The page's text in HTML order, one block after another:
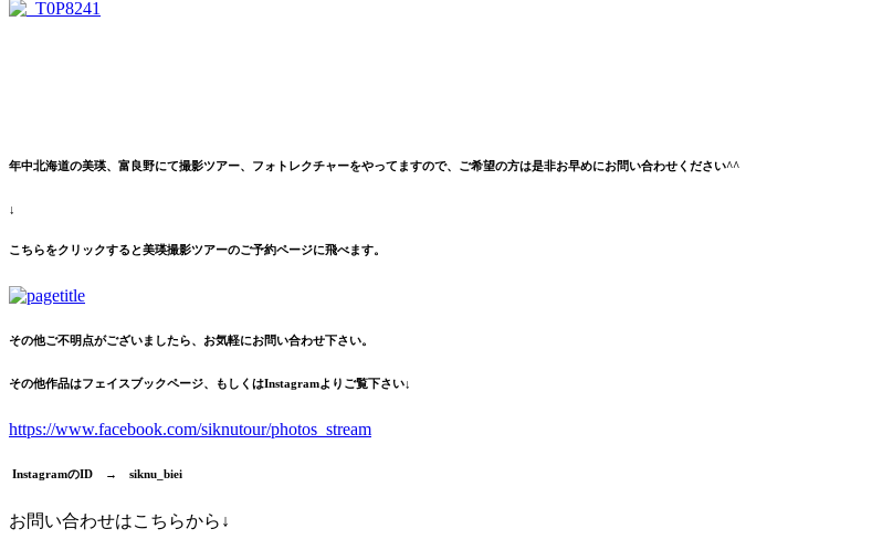
年中北海道の美瑛、富良野にて撮影ツアー、フォトレクチャーをやってますので、ご希望の方は是非お早めにお問い合わせください^^
↓
こちらをクリックすると美瑛撮影ツアーのご予約ページに飛べます。
その他ご不明点がございましたら、お気軽にお問い合わせ下さい。
その他作品はフェイスブックページ、もしくはInstagramよりご覧下さい↓
https://www.facebook.com/siknutour/photos_stream
InstagramのID → siknu_biei
お問い合わせはこちらから↓